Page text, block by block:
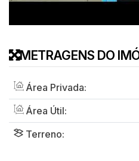
METRAGENS DO
Área Privada:
Área Útil:
Terreno: